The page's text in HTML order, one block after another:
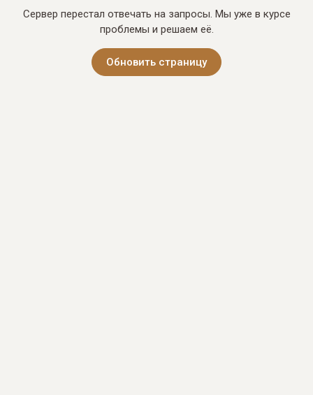
Сервер перестал отвечать на запросы. Мы уже в курсе
проблемы и решаем её.
Обновить страницу